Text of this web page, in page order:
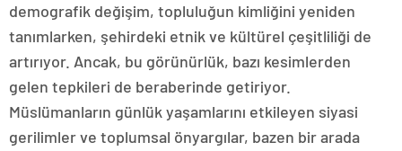
demografik değişim, topluluğun kimliğini yeniden
tanımlarken, şehirdeki etnik ve kültürel çeşitliliği de
artırıyor. Ancak, bu görünürlük, bazı kesimlerden
gelen tepkileri de beraberinde getiriyor.
Müslümanların günlük yaşamlarını etkileyen siyasi
gerilimler ve toplumsal önyargılar, bazen bir arada